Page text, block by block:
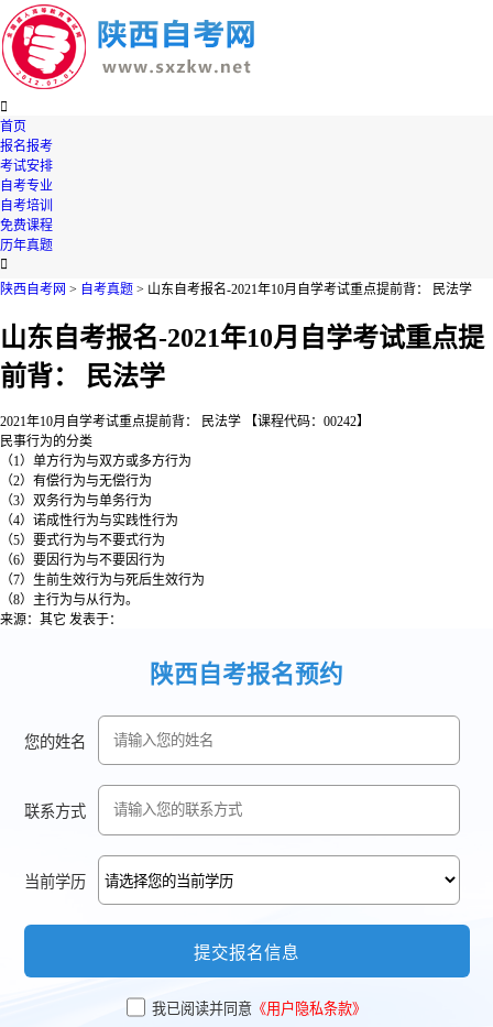

首页
报名报考
考试安排
自考专业
自考培训
免费课程
历年真题

陕西自考网 > 自考真题 > 山东自考报名-2021年10月自学考试重点提前背： 民法学
山东自考报名-2021年10月自学考试重点提
前背： 民法学
2021年10月自学考试重点提前背： 民法学 【课程代码：00242】
民事行为的分类
（1）单方行为与双方或多方行为
（2）有偿行为与无偿行为
（3）双务行为与单务行为
（4）诺成性行为与实践性行为
（5）要式行为与不要式行为
（6）要因行为与不要因行为
（7）生前生效行为与死后生效行为
（8）主行为与从行为。
来源：其它 发表于：
陕西自考报名预约
您的姓名
联系方式
当前学历
提交报名信息
我已阅读并同意 《用户隐私条款》